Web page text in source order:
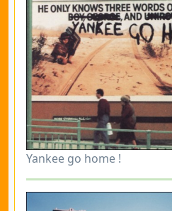
Yankee go home !